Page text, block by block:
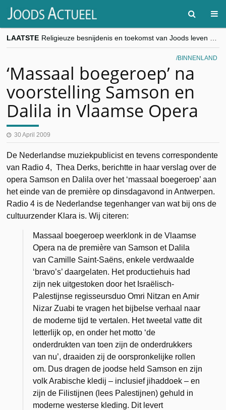
LAATSTE
“Besnijdenisdebat toont hoe moeilijk seculiere Westen minderheden begrijpt”, Jinnih Beels (Vooruit)
CITYTRIP | ROEMENIË – Boekarest: de verrassing van Oost-Europa
BINNENLAND
‘Massaal boegeroep’ na
voorstelling Samson en
Dalila in Vlaamse Opera
30 April 2009
De Nederlandse muziekpublicist en tevens correspondente
van Radio 4, Thea Derks, berichtte in haar verslag over de
opera Samson en Dalila over het ‘massaal boegeroep’ aan
het einde van de première op dinsdagavond in Antwerpen.
Radio 4 is de Nederlandse tegenhanger van wat bij ons de
cultuurzender Klara is. Wij citeren:
Massaal boegeroep weerklonk in de Vlaamse
Opera na de première van Samson et Dalila
van Camille Saint-Saëns, enkele verdwaalde
‘bravo’s’ daargelaten. Het productiehuis had
zijn nek uitgestoken door het Israëlisch-
Palestijnse regisseursduo Omri Nitzan en Amir
Nizar Zuabi te vragen het bijbelse verhaal naar
de moderne tijd te vertalen. Het tweetal vatte dit
letterlijk op, en onder het motto ‘de
onderdrukten van toen zijn de onderdrukkers
van nu’, draaiden zij de oorspronkelijke rollen
om. Dus dragen de joodse held Samson en zijn
volk Arabische kledij – inclusief jihaddoek – en
zijn de Filistijnen (lees Palestijnen) gehuld in
moderne westerse kleding. Dit levert